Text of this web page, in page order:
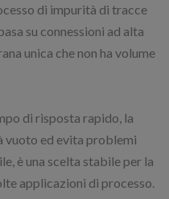
di impurità di tracce
su connessioni ad alta
unica che non ha volume
di risposta rapido, la
vuoto ed evita problemi
è una scelta stabile per la
applicazioni di processo.